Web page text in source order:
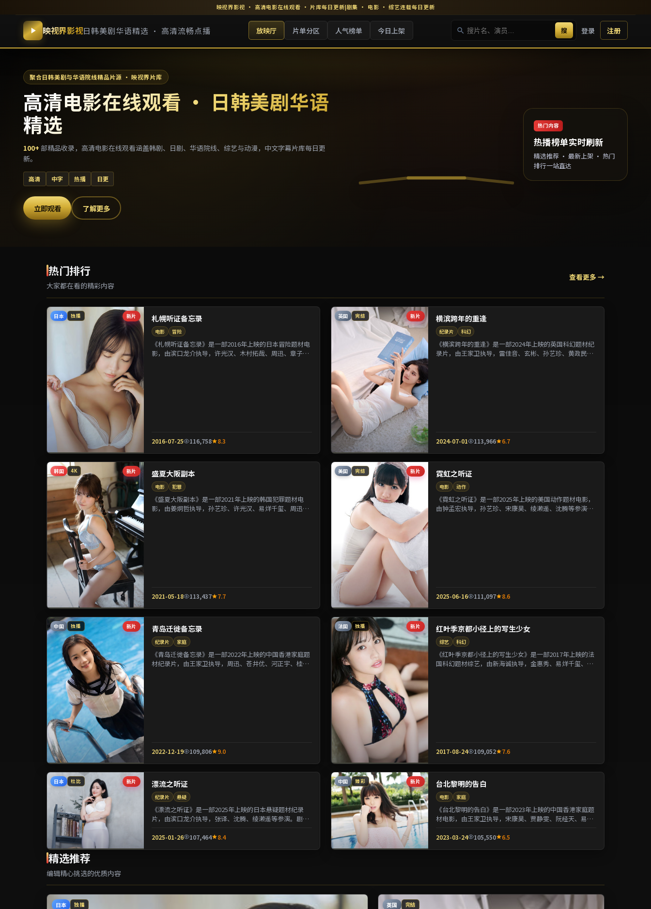
映视界影视 · 高清电影在线观看 · 片库每日更新|剧集 · 电影 · 综艺连载每日更新
映视界影视日韩美剧华语精选 · 高清流畅点播 放映厅 片单分区 人气榜单 今日上架 搜 登录 注册
聚合日韩美剧与华语院线精品片源 · 映视界片库
高清电影在线观看 · 日韩美剧华语
精选
100+ 部精品收录， 高清电影在线观看涵盖韩剧、日剧、华语院线、综艺与动漫，中文字幕片库每日更
新。
高清 中字 热播 日更
立即观看 了解更多
热门内容
热播榜单实时刷新
精选推荐 · 最新上架 · 热门
排行一站直达
热门排行
大家都在看的精彩内容
查看更多 →
新片
日本 独播 札幌听证备忘录
电影 冒险
《札幌听证备忘录》是一部2016年上映的日本冒险题材电
影，由滨口龙介执导，许光汉、木村拓哉、周迅、章子怡
2016-07-25 116,758 8.3
新片
英国 完结 横滨跨年的重逢
纪录片 科幻
《横滨跨年的重逢》是一部2024年上映的英国科幻题材纪
录片，由王家卫执导，雷佳音、玄彬、孙艺珍、黄政民等
2024-07-01 113,966 6.7
新片
韩国 4K 盛夏大阪副本
电影 犯罪
《盛夏大阪副本》是一部2021年上映的韩国犯罪题材电
影，由姜炯哲执导，孙艺珍、许光汉、易烊千玺、周迅等
2021-05-18 113,437 7.7
新片
美国 完结 霓虹之听证
电影 动作
《霓虹之听证》是一部2025年上映的美国动作题材电影，
由钟孟宏执导，孙艺珍、宋康昊、绫濑遥、沈腾等参演。
2025-06-16 111,097 8.6
新片
中国 独播 青岛迁徙备忘录
纪录片 家庭
《青岛迁徙备忘录》是一部2022年上映的中国香港家庭题
材纪录片，由王家卫执导，周迅、苍井优、河正宇、桂纶
2022-12-19 109,806 9.0
新片
法国 独播 红叶季京都小径上的写生少女
综艺 科幻
《红叶季京都小径上的写生少女》是一部2017年上映的法
国科幻题材综艺，由新海诚执导，金惠秀、易烊千玺、张
2017-08-24 109,052 7.6
新片
日本 杜比 漂流之听证
纪录片 悬疑
《漂流之听证》是一部2025年上映的日本悬疑题材纪录
片，由滨口龙介执导，张译、沈腾、绫濑遥等参演。剧情
2025-01-26 107,464 8.4
新片
中国 臻彩 台北黎明的告白
电影 家庭
《台北黎明的告白》是一部2023年上映的中国香港家庭题
材电影，由王家卫执导，宋康昊、贾静雯、阮经天、易烊
2023-03-24 105,550 6.5
精选推荐
编辑精心挑选的优质内容
日本 独播 英国 完结